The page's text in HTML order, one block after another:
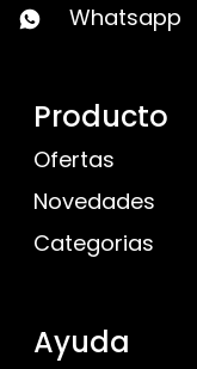
Whatsapp
Producto
Ofertas
Novedades
Categorias
Ayuda